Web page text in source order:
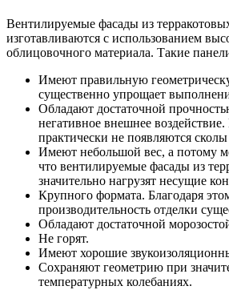
Вентилируемые фасады из
изготавливаются с использованием
облицовочного материала. Такие
Имеют правильную
существенно упрощает
Обладают достаточной
негативное внешнее
практически не появляются
Имеют небольшой вес, а потому
что вентилируемые фасады из
значительно нагрузят несущие
Крупного формата. Благодаря
производительность отделки
Обладают достаточной
Не горят.
Имеют хорошие
Сохраняют геометрию при
температурных колебаниях.